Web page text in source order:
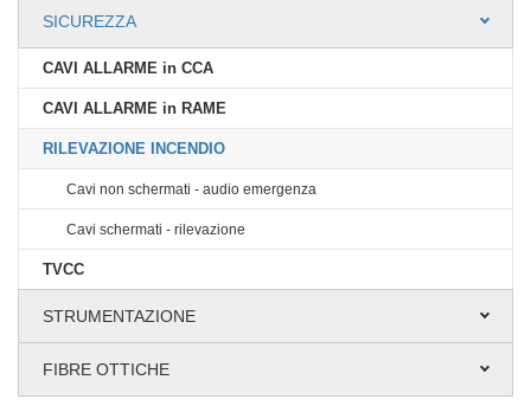
SICUREZZA
CAVI ALLARME in CCA
CAVI ALLARME in RAME
RILEVAZIONE INCENDIO
Cavi non schermati - audio emergenza
Cavi schermati - rilevazione
TVCC
STRUMENTAZIONE
FIBRE OTTICHE